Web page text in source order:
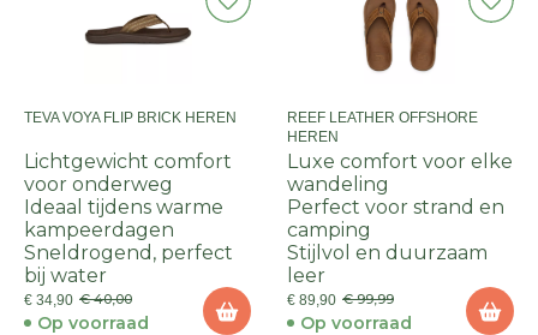
TEVA VOYA FLIP BRICK HEREN
Lichtgewicht comfort
voor onderweg
Ideaal tijdens warme
kampeerdagen
Sneldrogend, perfect
bij water
€ 34,90 € 40,00
Op voorraad
REEF LEATHER OFFSHORE
HEREN
Luxe comfort voor elke
wandeling
Perfect voor strand en
camping
Stijlvol en duurzaam
leer
€ 89,90 € 99,99
Op voorraad